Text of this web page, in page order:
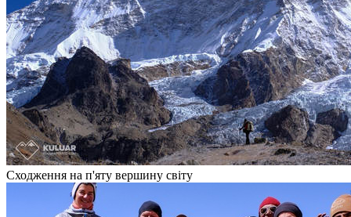
Сходження на п'яту вершину світу